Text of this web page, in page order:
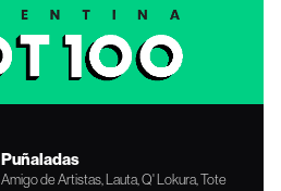
Puñaladas
Amigo de Artistas, Lauta, Q' Lokura, Tote